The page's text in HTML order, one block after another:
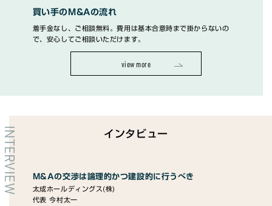
買い手のM&Aの流れ
着手金なし、ご相談無料。費用は基本合意時まで掛からないの
で、安心してご相談いただけます。
view more
INTERVIEW インタビュー
M&Aの交渉は論理的かつ建設的に行うべき
太成ホールディングス(株)
代表 今村太一